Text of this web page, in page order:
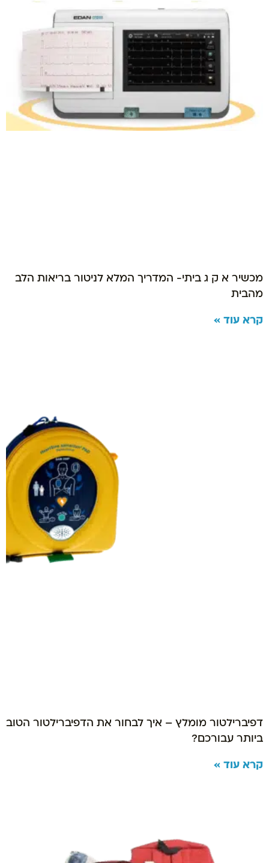
מכשיר א ק ג ביתי- המדריך המלא לניטור בריאות הלב
מהבית
קרא עוד »
דפיברילטור מומלץ – איך לבחור את הדפיברילטור הטוב
ביותר עבורכם?
קרא עוד »